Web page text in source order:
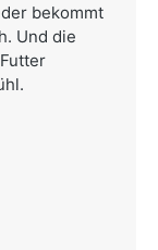
bekommt
Und die